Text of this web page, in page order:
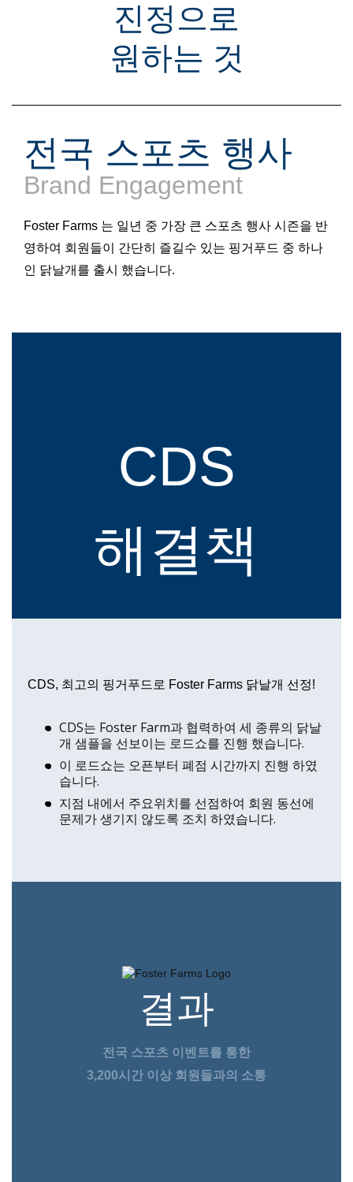
진정으로
원하는 것
전국 스포츠 행사
Brand Engagement
Foster Farms 는 일년 중 가장 큰 스포츠 행사 시즌을 반
영하여 회원들이 간단히 즐길수 있는 핑거푸드 중 하나
인 닭날개를 출시 했습니다.
CDS
해결책
CDS, 최고의 핑거푸드로 Foster Farms 닭날개 선정!
CDS는 Foster Farm과 협력하여 세 종류의 닭날
개 샘플을 선보이는 로드쇼를 진행 했습니다.
이 로드쇼는 오픈부터 폐점 시간까지 진행 하였
습니다.
지점 내에서 주요위치를 선점하여 회원 동선에
문제가 생기지 않도록 조치 하였습니다.
결과
전국 스포츠 이벤트를 통한
3,200시간 이상 회원들과의 소통